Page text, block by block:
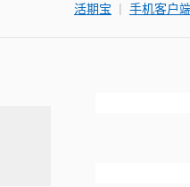
活期宝 | 手机客户